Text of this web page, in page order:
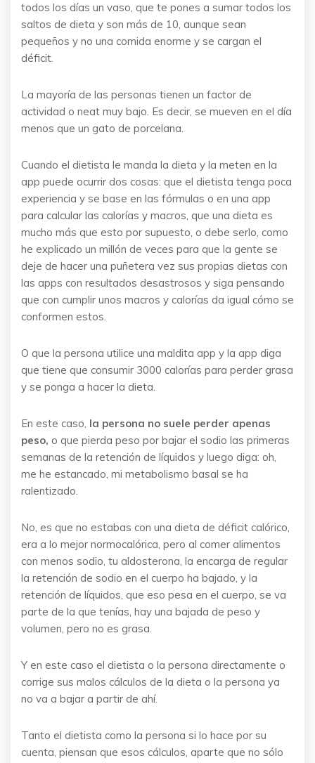
todos los días un vaso, que te pones a sumar todos los
saltos de dieta y son más de 10, aunque sean
pequeños y no una comida enorme y se cargan el
déficit.
La mayoría de las personas tienen un factor de
actividad o neat muy bajo. Es decir, se mueven en el día
menos que un gato de porcelana.
Cuando el dietista le manda la dieta y la meten en la
app puede ocurrir dos cosas: que el dietista tenga poca
experiencia y se base en las fórmulas o en una app
para calcular las calorías y macros, que una dieta es
mucho más que esto por supuesto, o debe serlo, como
he explicado un millón de veces para que la gente se
deje de hacer una puñetera vez sus propias dietas con
las apps con resultados desastrosos y siga pensando
que con cumplir unos macros y calorías da igual cómo se
conformen estos.
O que la persona utilice una maldita app y la app diga
que tiene que consumir 3000 calorías para perder grasa
y se ponga a hacer la dieta.
En este caso, la persona no suele perder apenas
peso, o que pierda peso por bajar el sodio las primeras
semanas de la retención de líquidos y luego diga: oh,
me he estancado, mi metabolismo basal se ha
ralentizado.
No, es que no estabas con una dieta de déficit calórico,
era a lo mejor normocalórica, pero al comer alimentos
con menos sodio, tu aldosterona, la encarga de regular
la retención de sodio en el cuerpo ha bajado, y la
retención de líquidos, que eso pesa en el cuerpo, se va
parte de la que tenías, hay una bajada de peso y
volumen, pero no es grasa.
Y en este caso el dietista o la persona directamente o
corrige sus malos cálculos de la dieta o la persona ya
no va a bajar a partir de ahí.
Tanto el dietista como la persona si lo hace por su
cuenta, piensan que esos cálculos, aparte que no sólo